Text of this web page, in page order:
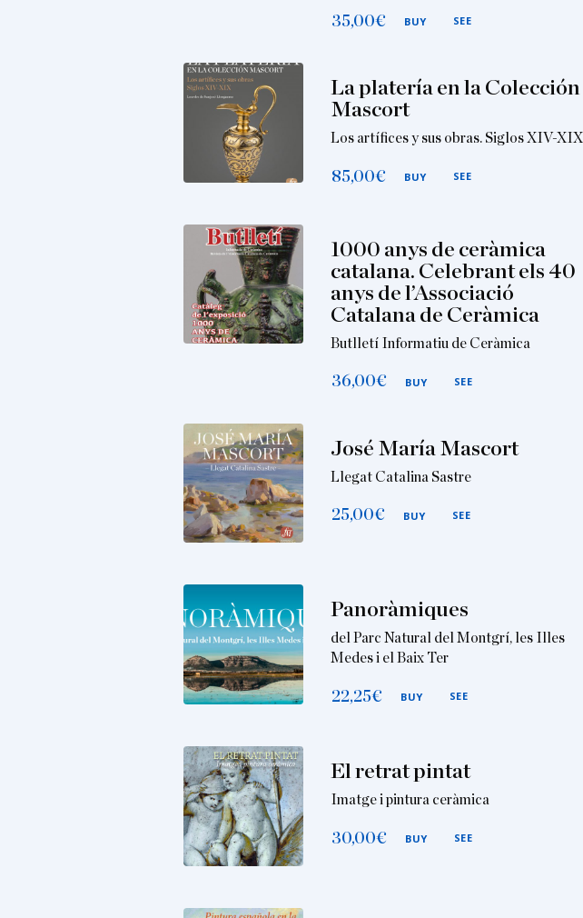
35,00€ BUY SEE
La platería en la Colección
Mascort
Los artífices y sus obras. Siglos XIV-XIX
85,00€ BUY SEE
1000 anys de ceràmica
catalana. Celebrant els 40
anys de l’Associació
Catalana de Ceràmica
Butlletí Informatiu de Ceràmica
36,00€ BUY SEE
José María Mascort
Llegat Catalina Sastre
25,00€ BUY SEE
Panoràmiques
del Parc Natural del Montgrí, les Illes
Medes i el Baix Ter
22,25€ BUY SEE
El retrat pintat
Imatge i pintura ceràmica
30,00€ BUY SEE